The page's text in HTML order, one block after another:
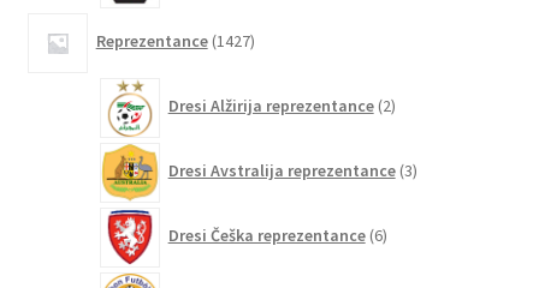
Reprezentance 1427izdelkov
Dresi Alžirija reprezentance 2izdelka
Dresi Avstralija reprezentance 3izdelki
Dresi Češka reprezentance 6izdelkov